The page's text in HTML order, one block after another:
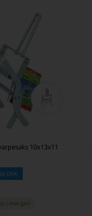
10x13x11
DKK
i morgen